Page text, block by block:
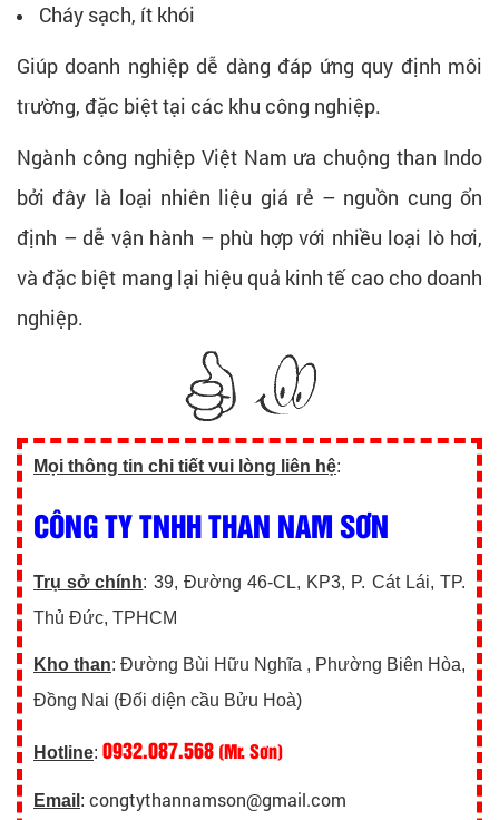
Cháy sạch, ít khói
Giúp doanh nghiệp dễ dàng đáp ứng quy định môi
trường, đặc biệt tại các khu công nghiệp.
Ngành công nghiệp Việt Nam ưa chuộng than Indo
bởi đây là loại nhiên liệu giá rẻ – nguồn cung ổn
định – dễ vận hành – phù hợp với nhiều loại lò hơi,
và đặc biệt mang lại hiệu quả kinh tế cao cho doanh
nghiệp.
Mọi thông tin chi tiết vui lòng liên hệ:
CÔNG TY TNHH THAN NAM SƠN
Trụ sở chính: 39, Đường 46-CL, KP3, P. Cát Lái, TP.
Thủ Đức, TPHCM
Kho than: Đường Bùi Hữu Nghĩa , Phường Biên Hòa,
Đồng Nai (Đối diện cầu Bửu Hoà)
Hotline: 0932.087.568 (Mr. Sơn)
Email : congtythannamson@gmail.com